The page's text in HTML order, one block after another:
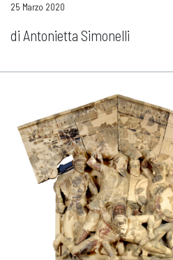
25 Marzo 2020
di Antonietta Simonelli